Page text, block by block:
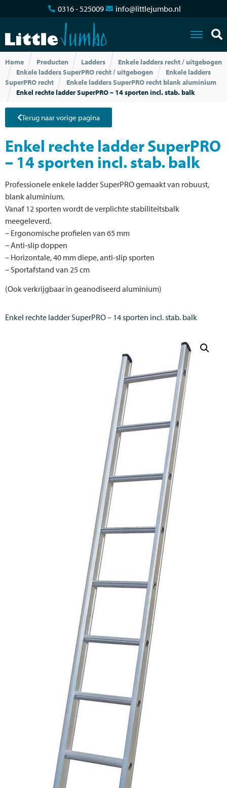
0316 - 525009 info@littlejumbo.nl
Home Producten Ladders
Enkele ladders recht / uitgebogen
Enkele ladders SuperPRO recht / uitgebogen
Enkele ladders
SuperPRO recht
Enkele ladders SuperPRO recht blank aluminium
Enkel rechte ladder SuperPRO – 14 sporten incl. stab. balk
Terug naar vorige pagina
Enkel rechte ladder SuperPRO
– 14 sporten incl. stab. balk
Professionele enkele ladder SuperPRO gemaakt van robuust,
blank aluminium.
Vanaf 12 sporten wordt de verplichte stabiliteitsbalk
meegeleverd.
– Ergonomische profielen van 65 mm
– Anti-slip doppen
– Horizontale, 40 mm diepe, anti-slip sporten
– Sportafstand van 25 cm
(Ook verkrijgbaar in geanodiseerd aluminium)
Enkel rechte ladder SuperPRO – 14 sporten incl. stab. balk